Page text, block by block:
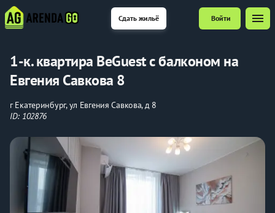
Сдать жильё Войти menu
1-к. квартира BeGuest с балконом на
Евгения Савкова 8
г Екатеринбург, ул Евгения Савкова, д 8
ID: 102876